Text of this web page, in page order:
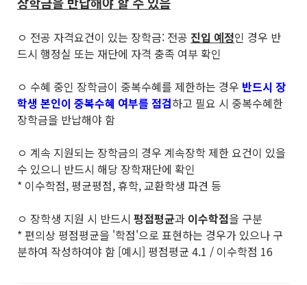
ㅇ 전공 자격요건이 있는 장학금: 전공 진입 예정인 경우 반
드시 행정실 또는 재단에 자격 충족 여부 확인
ㅇ 수혜 중인 장학금이 중복수혜를 제한하는 경우 반드시 장
학생 본인이 중복수혜 여부를 점검하고 필요 시 중복수혜한
장학금을 반납해야 함
ㅇ 계속 지원되는 장학금의 경우 계속장학 제한 요건이 있을
수 있으니 반드시 해당 장학재단에 확인
* 이수학점, 평균평점, 휴학, 교환학생 파견 등
ㅇ 장학생 지원 시 반드시 평점평균과 이수학점을 구분
* 편의상 평점평균을 '학점'으로 표현하는 경우가 있으나 구
분하여 작성하여야 함 [예시] 평점평균 4.1 / 이수학점 16